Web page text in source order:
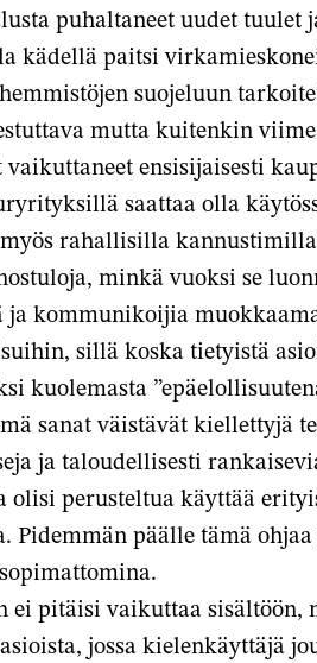
puhaltaneet uudet tuulet
kädellä paitsi
suojeluun
mutta kuitenkin
ensisijaisesti
saattaa olla
rahallisilla
minkä vuoksi se
kommunikoijia
sillä koska tietyistä
kuolemasta
sanat väistävät kiellettyjä
ja taloudellisesti
perusteltua käyttää
Pidemmän päälle tämä
ei pitäisi vaikuttaa
jossa kielenkäyttäjä